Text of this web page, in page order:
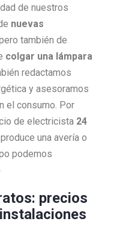
de nuestros
nuevas
también de
colgar una lámpara
redactamos
y asesoramos
el consumo. Por
de electricista 24
una avería o
podemos
precios